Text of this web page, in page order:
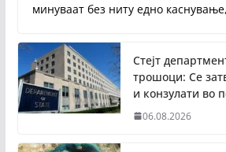
минуваат без ниту едно
Стејт
трошоци: Се
и конзулати во
06.08.2026